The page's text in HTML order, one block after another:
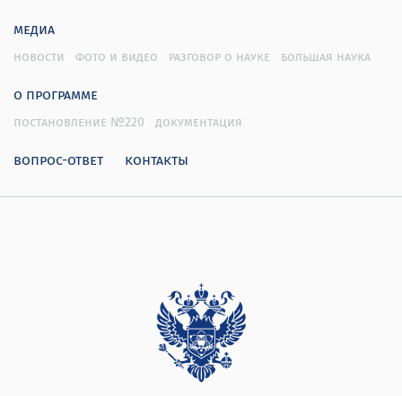
медиа
новости фото и видео разговор о науке большая наука
о программе
постановление №220 документация
вопрос-ответ контакты